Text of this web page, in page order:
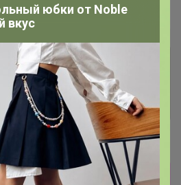
1 лот
443
юбки от Nоblе
вкус